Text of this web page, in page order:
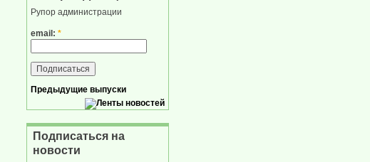
Рупор администрации
email: *
Предыдущие выпуски
Подписаться на
новости